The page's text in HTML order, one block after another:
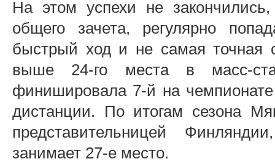
На этом успехи не
общего зачета, регулярно
быстрый ход и не самая точная
выше 24-го места в масс-
финишировала 7-й на
дистанции. По итогам сезона
представительницей
занимает 27-е место.